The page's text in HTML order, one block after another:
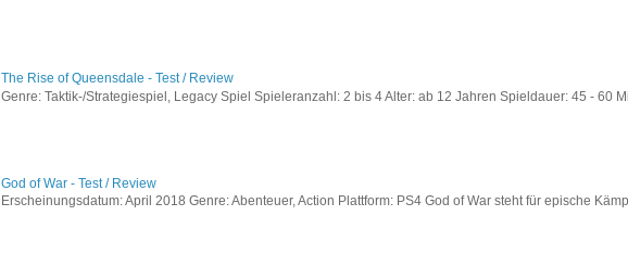
The Rise of Queensdale - Test / Review
Genre: Taktik-/Strategiespiel, Legacy Spiel Spieleranzahl: 2 bis 4 Alter: ab 12 Jahren Spieldauer: 45 - 60
God of War - Test / Review
Erscheinungsdatum: April 2018 Genre: Abenteuer, Action Plattform: PS4 God of War steht für epische